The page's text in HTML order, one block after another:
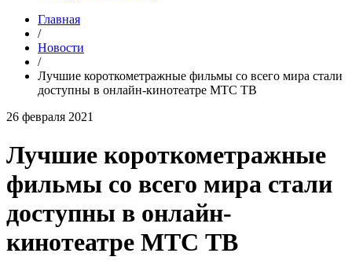
Главная
/
Новости
/
Лучшие короткометражные фильмы со всего мира стали
доступны в онлайн-кинотеатре МТС ТВ
26 февраля 2021
Лучшие короткометражные
фильмы со всего мира стали
доступны в онлайн-
кинотеатре МТС ТВ